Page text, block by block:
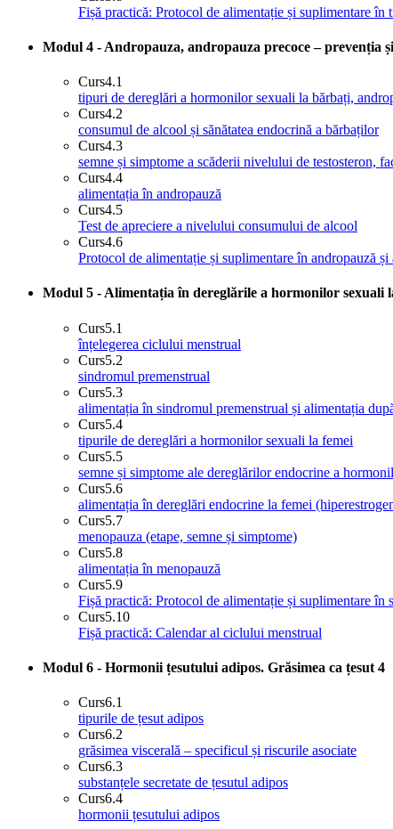
Fișă practică: Protocol de alimentație și suplimentare în
Modul 4 - Andropauza, andropauza precoce – prevenția
Curs4.1
tipuri de dereglări a hormonilor sexuali la bărbați,
Curs4.2
consumul de alcool și sănătatea endocrină a bărbaților
Curs4.3
semne și simptome a scăderii nivelului de testosteron,
Curs4.4
alimentația în andropauză
Curs4.5
Test de apreciere a nivelului consumului de alcool
Curs4.6
Protocol de alimentație și suplimentare în andropauză și
Modul 5 - Alimentația în dereglările a hormonilor sexuali
Curs5.1
înțelegerea ciclului menstrual
Curs5.2
sindromul premenstrual
Curs5.3
alimentația în sindromul premenstrual și alimentația
Curs5.4
tipurile de dereglări a hormonilor sexuali la femei
Curs5.5
semne și simptome ale dereglărilor endocrine a
Curs5.6
alimentația în dereglări endocrine la femei
Curs5.7
menopauza (etape, semne și simptome)
Curs5.8
alimentația în menopauză
Curs5.9
Fișă practică: Protocol de alimentație și suplimentare
Curs5.10
Fișă practică: Calendar al ciclului menstrual
Modul 6 - Hormonii țesutului adipos. Grăsimea ca țesut 4
Curs6.1
tipurile de țesut adipos
Curs6.2
grăsimea viscerală – specificul și riscurile asociate
Curs6.3
substanțele secretate de țesutul adipos
Curs6.4
hormonii țesutului adipos